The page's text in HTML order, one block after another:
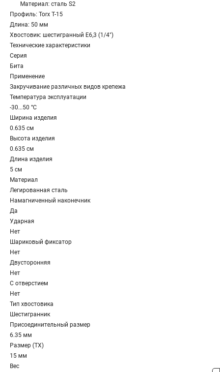
Материал: сталь S2
Профиль: Torx T-15
Длина: 50 мм
Хвостовик: шестигранный E6,3 (1/4")
Технические характеристики
Серия
Бита
Применение
Закручивание различных видов крепежа
Температура эксплуатации
-30...50 °C
Ширина изделия
0.635 см
Высота изделия
0.635 см
Длина изделия
5 см
Материал
Легированная сталь
Намагниченный наконечник
Да
Ударная
Нет
Шариковый фиксатор
Нет
Двусторонняя
Нет
С отверстием
Нет
Тип хвостовика
Шестигранник
Присоединительный размер
6.35 мм
Размер (TX)
15 мм
Вес